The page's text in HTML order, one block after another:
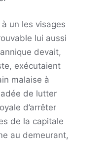
un les visages
lui aussi
devait,
exécutaient
malaise à
de lutter
d’arrêter
de la capitale
au demeurant,